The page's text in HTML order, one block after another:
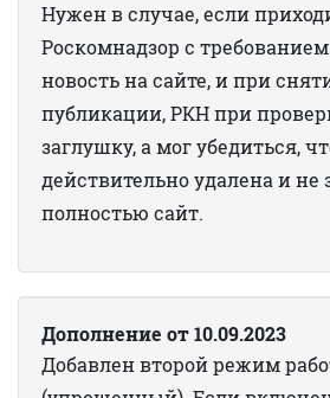
Нужен в случае, если
Роскомнадзор с
новость на сайте, и при
публикации, РКН при
заглушку, а мог убедиться,
действительно удалена и не
полностью сайт.
Дополнение от 10.09.2023
Добавлен второй режим